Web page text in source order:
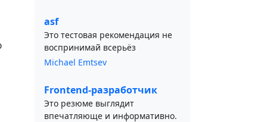
asf
Это тестовая рекомендация не
воспринимай всерьёз
Michael Emtsev
Frontend-разработчик
Это резюме выглядит
впечатляюще и информативно.